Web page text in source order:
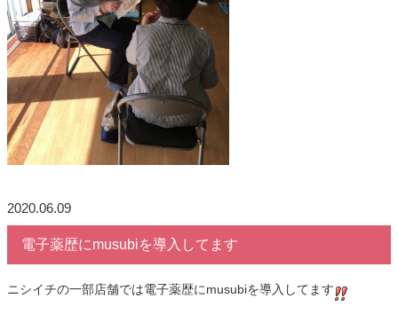
2020.06.09
電子薬歴にmusubiを導入してます
ニシイチの一部店舗では電子薬歴にmusubiを導入してます